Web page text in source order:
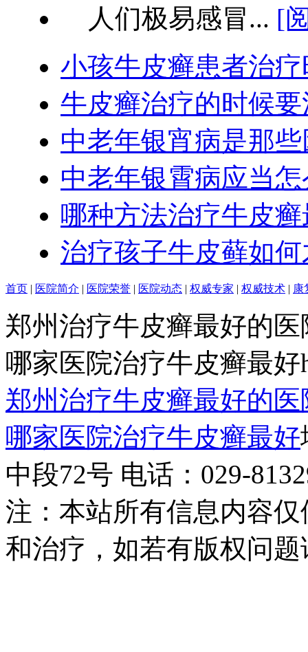
人们极易感冒... [
小孩牛皮癣患者治
牛皮癣治疗的时候
中老年银宵病是那
中老年银霄病应当
哪种方法治疗牛皮
治疗孩子牛皮藓如
首页 | 医院简介 | 医院荣誉 | 医院动态 | 权威专家 | 权威技术 | 康
郑州治疗牛皮癣最好的
哪家医院治疗牛皮癣最好
郑州治疗牛皮癣最好的
哪家医院治疗牛皮癣最好
中段72号 电话：029-
注：本站所有信息内容
和治疗，如若有版权问